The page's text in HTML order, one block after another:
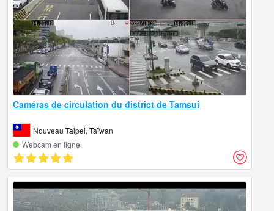
Caméras de circulation du district de Tamsui
Nouveau Taipei, Taïwan
Webcam en ligne